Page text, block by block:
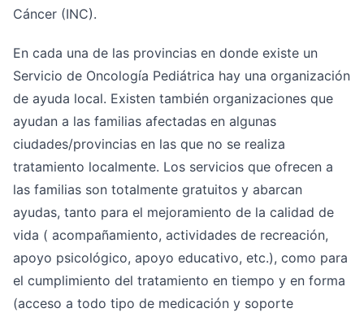
Cáncer (INC).
En cada una de las provincias en donde existe un
Servicio de Oncología Pediátrica hay una organización
de ayuda local. Existen también organizaciones que
ayudan a las familias afectadas en algunas
ciudades/provincias en las que no se realiza
tratamiento localmente. Los servicios que ofrecen a
las familias son totalmente gratuitos y abarcan
ayudas, tanto para el mejoramiento de la calidad de
vida ( acompañamiento, actividades de recreación,
apoyo psicológico, apoyo educativo, etc.), como para
el cumplimiento del tratamiento en tiempo y en forma
(acceso a todo tipo de medicación y soporte